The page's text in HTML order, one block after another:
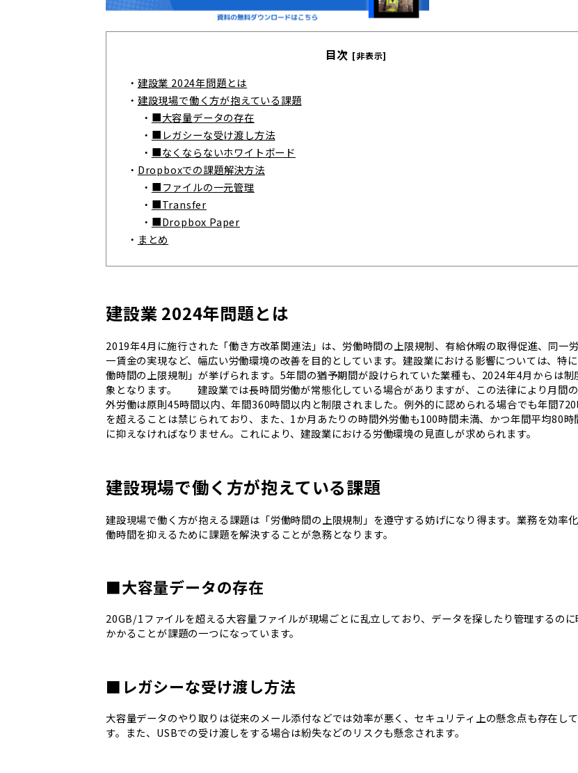
目次 [非表示]
・ 建設業 2024年問題とは
・ 建設現場で働く方が抱えている課題
・ ■大容量データの存在
・ ■レガシーな受け渡し方法
・ ■なくならないホワイトボード
・ Dropboxでの課題解決方法
・ ■ファイルの一元管理
・ ■Transfer
・ ■Dropbox Paper
・ まとめ
建設業 2024年問題とは
2019年4月に施行された「働き方改革関連法」は、労働時間の上限規制、有給休暇の取得促進、同一
一賃金の実現など、幅広い労働環境の改善を目的としています。建設業における影響については、特
働時間の上限規制」が挙げられます。5年間の猶予期間が設けられていた業種も、2024年4月からは制
象となります。 建設業では長時間労働が常態化している場合がありますが、この法律により月間
外労働は原則45時間以内、年間360時間以内と制限されました。例外的に認められる場合でも年間
を超えることは禁じられており、また、1か月あたりの時間外労働も100時間未満、かつ年間平均80時
に抑えなければなりません。これにより、建設業における労働環境の見直しが求められます。
建設現場で働く方が抱えている課題
建設現場で働く方が抱える課題は「労働時間の上限規制」を遵守する妨げになり得ます。業務を効率
働時間を抑えるために課題を解決することが急務となります。
■大容量データの存在
20GB/1ファイルを超える大容量ファイルが現場ごとに乱立しており、データを探したり管理するのに
かかることが課題の一つになっています。
■レガシーな受け渡し方法
大容量データのやり取りは従来のメール添付などでは効率が悪く、セキュリティ上の懸念点も存在し
す。また、USBでの受け渡しをする場合は紛失などのリスクも懸念されます。